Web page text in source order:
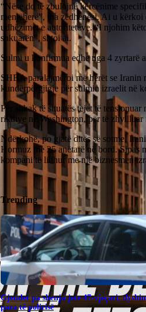
“Nëse do të zbulojnë kërcënime
menjëherë”, tha zëdhënësi. Ai u
udhëzimet e autoriteteve. “I njohim
shkuarën”, shtoi ai.
Sulmi u konfirmua edhe nga 4 zyrtarë
SHBA paralajmëroi më herët se Iranin
kundërpërgjigje për sulmin izraelit në
Për shkak të situatës tejet të
rikthye në Washington, për të zhvilluar
Ndërkohë, po gjatë ditës së sotme,
Hormuz me 25 anëtarë në bord. Sipas
kompani të lidhur me një biznesmen
Trending
Gjendet pa shenja jete 47-vjeçari,
para të policisë